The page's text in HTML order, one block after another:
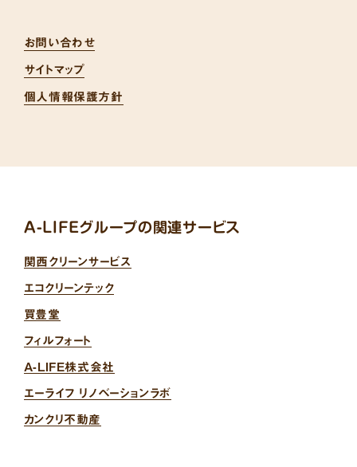
お問い合わせ
サイトマップ
個人情報保護方針
A-LIFEグループの関連サービス
関西クリーンサービス
エコクリーンテック
買豊堂
フィルフォート
A-LIFE株式会社
エーライフ リノベーションラボ
カンクリ不動産